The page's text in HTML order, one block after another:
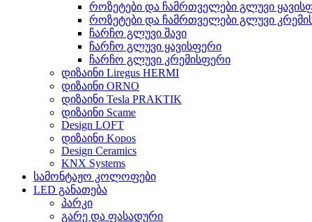
როზეტები და ჩამრთველები გლუვი
როზეტები და ჩამრთველები გლუვი
ჩარჩო გლუვი შავი
ჩარჩო გლუვი ყავისფერი
ჩარჩო გლუვი კრემისფერი
დიზაინი Liregus HERMI
დიზაინი ORNO
დიზაინი Tesla PRAKTIK
დიზაინი Scame
Design LOFT
დიზაინი Kopos
Design Ceramics
KNX Systems
სამონტაჟო კოლოფები
LED განათება
პარკი
გარე და ფასადური